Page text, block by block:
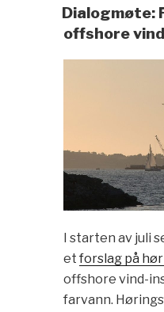
ON
Dialogmøte:
offshore vind
I starten av juli
et forslag på
offshore vind-
farvann.